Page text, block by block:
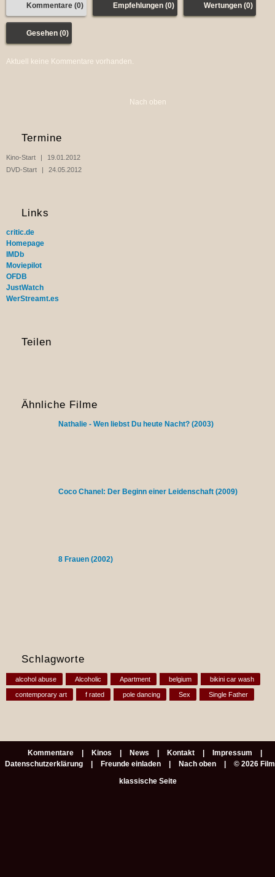
Kommentare (0) Empfehlungen (0) Wertungen (0)
Gesehen (0)
Aktuell keine Kommentare vorhanden.
Nach oben
Termine
Kino-Start
19.01.2012
DVD-Start
24.05.2012
Links
critic.de
Homepage
IMDb
Moviepilot
OFDB
JustWatch
WerStreamt.es
Teilen
Ähnliche Filme
Nathalie - Wen liebst Du heute Nacht? (2003)
Coco Chanel: Der Beginn einer Leidenschaft (2009)
8 Frauen (2002)
Schlagworte
alcohol abuse Alcoholic Apartment belgium bikini car wash
contemporary art f rated pole dancing Sex Single Father
Kommentare Kinos News Kontakt
Impressum
Datenschutzerklärung
Freunde einladen Nach oben
© 2026
klassische Seite